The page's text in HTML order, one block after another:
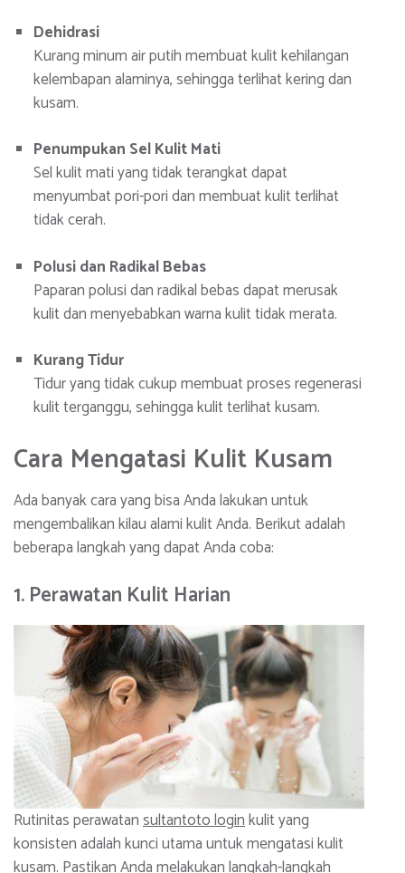
Dehidrasi
Kurang minum air putih membuat kulit kehilangan
kelembapan alaminya, sehingga terlihat kering dan
kusam.
Penumpukan Sel Kulit Mati
Sel kulit mati yang tidak terangkat dapat
menyumbat pori-pori dan membuat kulit terlihat
tidak cerah.
Polusi dan Radikal Bebas
Paparan polusi dan radikal bebas dapat merusak
kulit dan menyebabkan warna kulit tidak merata.
Kurang Tidur
Tidur yang tidak cukup membuat proses regenerasi
kulit terganggu, sehingga kulit terlihat kusam.
Cara Mengatasi Kulit Kusam
Ada banyak cara yang bisa Anda lakukan untuk
mengembalikan kilau alami kulit Anda. Berikut adalah
beberapa langkah yang dapat Anda coba:
1. Perawatan Kulit Harian
Rutinitas perawatansultantoto loginkulit yang
konsisten adalah kunci utama untuk mengatasi kulit
kusam. Pastikan Anda melakukan langkah-langkah